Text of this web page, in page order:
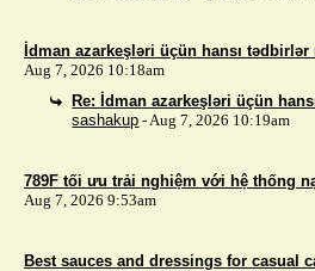
İdman azarkeşləri üçün hansı tədbirlər
Aug 7, 2026 10:18am
Re: İdman azarkeşləri üçün
sashakup - Aug 7, 2026 10:19am
789F tối ưu trải nghiệm với hệ thống
Aug 7, 2026 9:53am
Best sauces and dressings for casual